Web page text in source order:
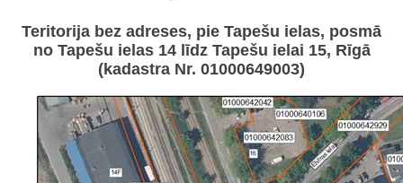
Teritorija bez adreses, pie Tapešu ielas, posmā
no Tapešu ielas 14 līdz Tapešu ielai 15, Rīgā
(kadastra Nr. 01000649003)